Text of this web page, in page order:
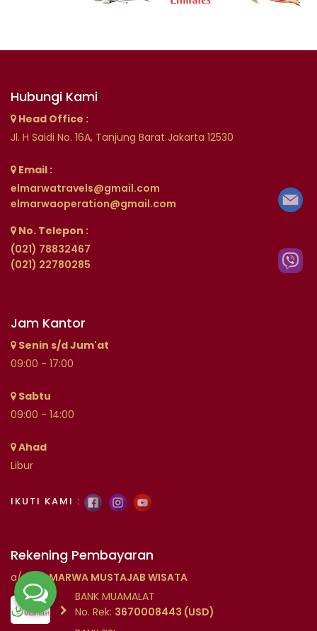
Hubungi Kami
Head Office :
Jl. H Saidi No. 16A, Tanjung Barat Jakarta 12530
Email :
elmarwatravels@gmail.com
elmarwaoperation@gmail.com
No. Telepon :
(021) 78832467
(021) 22780285
Jam Kantor
Senin s/d Jum'at
09:00 - 17:00
Sabtu
09:00 - 14:00
Ahad
Libur
IKUTI KAMI :
Rekening Pembayaran
a/n
PT. MARWA MUSTAJAB WISATA
BANK MUAMALAT
No. Rek: 3670008443 (USD)